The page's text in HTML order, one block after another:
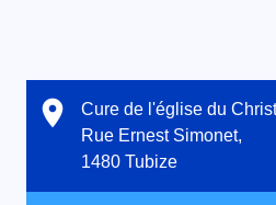
Cure de l'église du
Rue Ernest Simonet,
1480 Tubize